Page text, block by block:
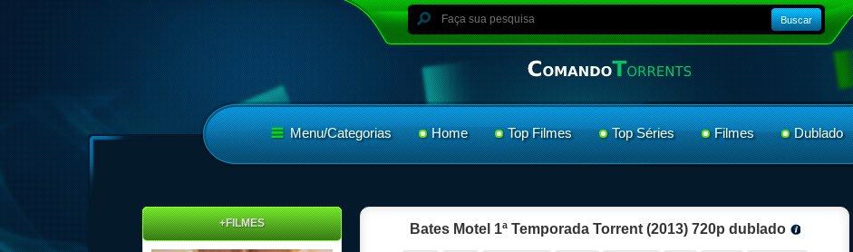
Buscar
Menu/Categorias Home Top Filmes Top Séries Filmes Dublado
Bates Motel 1ª Temporada Torrent (2013) 720p dublado
+FILMES